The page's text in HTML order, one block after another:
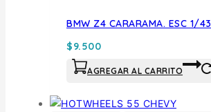
BMW Z4 CARARAMA. ESC 1/43
$9.500
AGREGAR AL CARRITO